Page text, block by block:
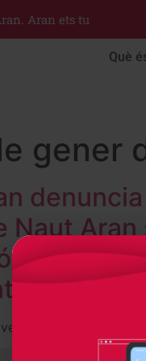
Aran ets tu
Què
gener
Naut
al terme
de l’Ajuntament